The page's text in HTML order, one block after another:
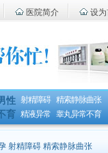
医院简介 设
性
育
射精障碍
精液异常
精索静脉曲张
睾丸异常不育
射精障碍 精索静脉曲张
李
李
经